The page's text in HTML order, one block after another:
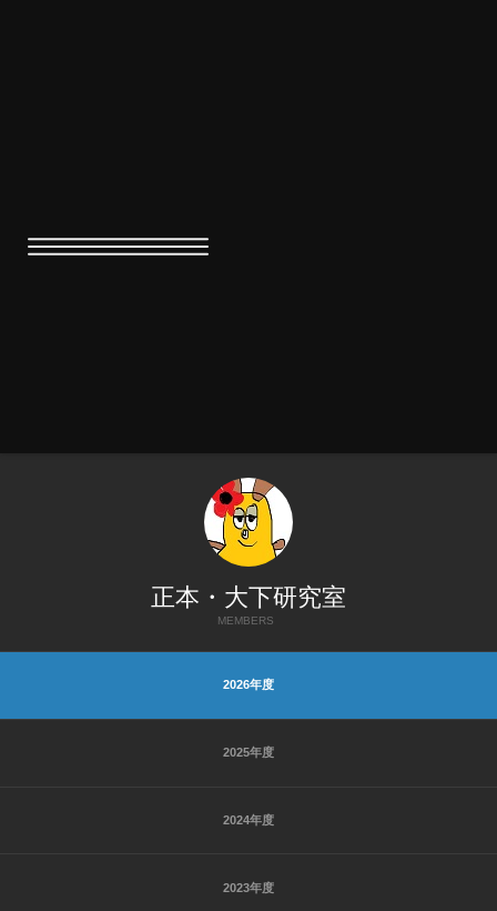
正本・大下研究室
MEMBERS
2026年度
2025年度
2024年度
2023年度